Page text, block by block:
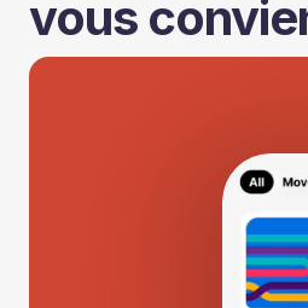
vous